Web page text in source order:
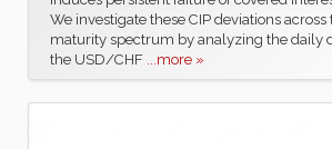
We investigate these CIP deviations across
maturity spectrum by analyzing the daily
the USD/CHF ...more »